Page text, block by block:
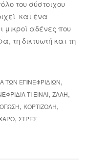
του σύστοιχου
και ένα
μικροί αδένες που
τη δικτυωτή και τη
ΤΩΝ ΕΠΙΝΕΦΡΙΔΊΩΝ,
ΤΙ ΕΊΝΑΙ, ΖΆΛΗ,
, ΚΟΡΤΙΖΌΛΗ,
, ΣΤΡΕΣ